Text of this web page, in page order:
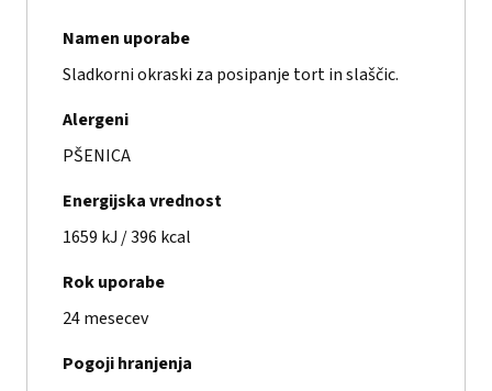
Namen uporabe
Sladkorni okraski za posipanje tort in slaščic.
Alergeni
PŠENICA
Energijska vrednost
1659 kJ / 396 kcal
Rok uporabe
24 mesecev
Pogoji hranjenja